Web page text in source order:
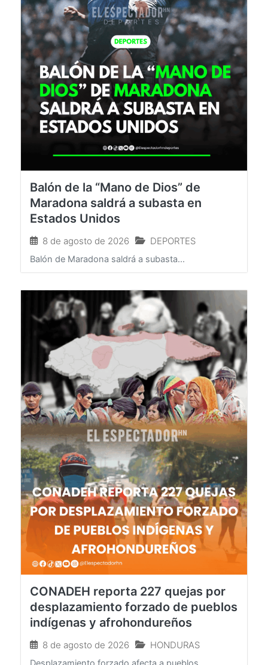
Balón de la “Mano de Dios” de
Maradona saldrá a subasta en
Estados Unidos
8 de agosto de 2026 DEPORTES
Balón de Maradona saldrá a subasta...
CONADEH reporta 227 quejas por
desplazamiento forzado de pueblos
indígenas y afrohondureños